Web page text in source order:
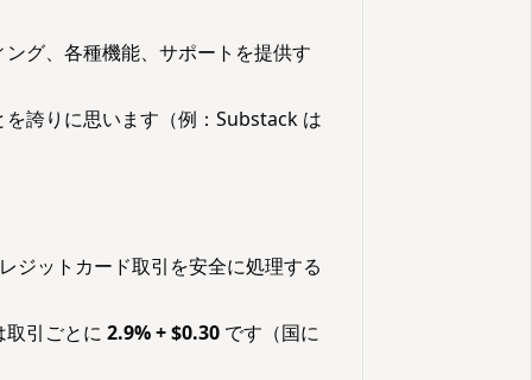
グ、各種機能、サポートを提供す
誇りに思います（例：Substack は
ジットカード取引を安全に処理する
引ごとに 2.9% + $0.30 です（国に